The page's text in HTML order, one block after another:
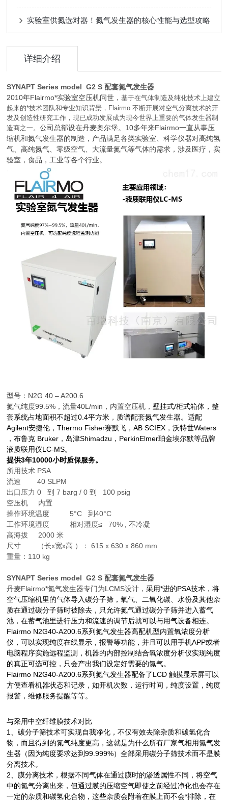
实验室供氮选对器！氮气发生器的核心性能与选型攻略
详细介绍
SYNAPT Series model G2 S 配套氮气发生器
2010年Flairmo*实验室空压机问世，基于在气体制造及纯化技术上建立
起来的*技术团队和专业知识背景，Flairmo 不断开展对空气分离技术的开
发及创造性研究工作，现已成功发展成为现今世界上重要的气体发生器制
造商之一。公司总部设在丹麦奥尔堡。10多年来Flairmo一直从事压
缩机和氮气发生器的制造，产品满足各类实验室、科学仪器对高纯氢
气、高纯氮气、零级空气、大流量氮气等气体的需求，涉及医疗，实
验室，食品，工业等各个行业。
型号：N2G 40 – A200.6
氮气纯度99.5%，流量40L/min，内置空压机，壁挂式/柜式箱体，整
套系统占地面积不超过0.4平方米 ， 质谱配套氮气发生器。适配
Agilent安捷伦，Thermo Fisher赛默飞，AB SCIEX，沃特世Waters
，布鲁克 Bruker，岛津Shimadzu，PerkinElmer珀金埃尔默等品牌
液质联用仪LC-MS。
提供3年10000小时质保服务。
所用技术 PSA
流速 40 SLPM
出口压力 0 到 7 barg / 0 到 100 psig
空压机 内置
操作环境温度 5°C 到40°C
工作环境湿度 相对湿度≤ 70% , 不冷凝
高海拔 2000 米
尺寸 （长x宽x高 ）： 615 x 630 x 860 mm
重量：110 kg
SYNAPT Series model G2 S 配套氮气发生器
丹麦Flairmo*氮气发生器专门为LCMS设计，采用*进的PSA技术，将
空气压缩机里的气体导入碳分子筛，氧气、二氧化碳、水份及其他杂
质在通过碳分子筛时被除去，只允许氮气通过碳分子筛并进入蓄气
池，在蓄气池里进行压力和流速的调节后就可以与用气设备相连。
Flairmo N2G40-A200.6系列氮气发生器高配机型内置氧浓度分析
仪，可以实现纯度在线显示，报警等功能，并且可以用手机APP或者
电脑程序实施远程监测，机器的内部控制结合氧浓度分析仪实现纯度
的真正可选可控，只会产出我们设定好需要的氮气。
Flairmo N2G40-A200.6系列氮气发生器配备了LCD触摸显示屏可以
方便查看机器状态和记录，如开机次数，运行时间，纯度设置，纯度
报警，维修服务提醒等等。
与采用中空纤维膜技术对比
1、碳分子筛技术可实现自我净化，不仅有效去除杂质和碳氢化合
物，而且得到的氮气纯度更高，这就是为什么所有厂家气相用氮气发
生器（因为纯度要求达到99.999%）全部采用碳分子筛技术而不是膜
分离技术。
2、膜分离技术，根据不同气体在通过膜时的渗透属性不同，将空气
中的氮气分离出来，但通过膜的压缩空气即使之前经过净化也会存在
一定的杂质和碳氢化合物，这些杂质会附着在膜上而不会*排除，在